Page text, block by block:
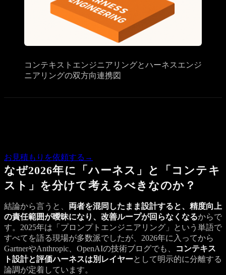
コンテキストエンジニアリングとハーネスエンジ
ニアリングの双方向連携図
お見積もりを依頼する →
なぜ2026年に「ハーネス」と「コンテキ
スト」を分けて考えるべきなのか？
結論から言うと、 両者を混同したまま設計すると、精度向上
の責任範囲が曖昧になり、改善ループが回らなくなるからで
す。2025年は「プロンプトエンジニアリング」という単語で
すべてを語る現場が多数派でしたが、2026年に入ってから
GartnerやAnthropic、OpenAIの技術ブログでも、
コンテキス
ト設計と評価ハーネスは別レイヤーとして明示的に分離する
論調が定着しています。